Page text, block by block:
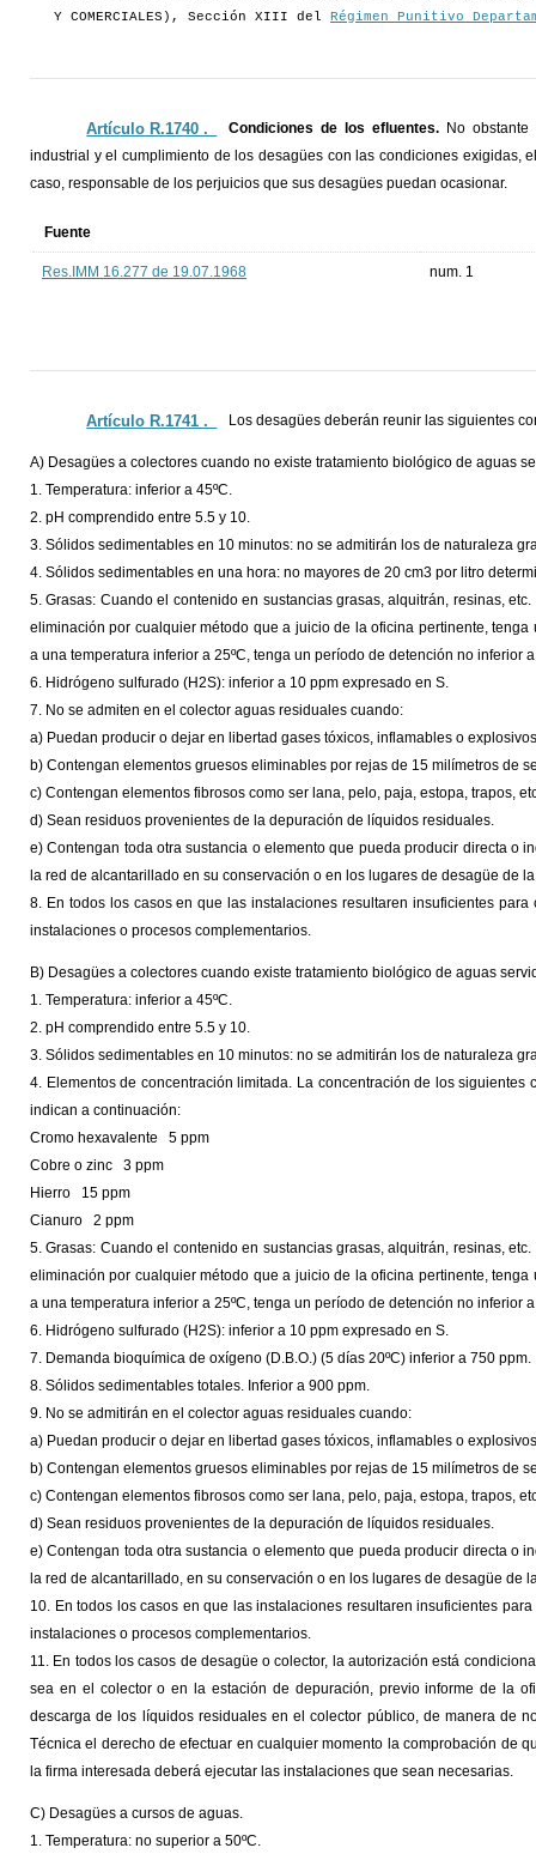
Y COMERCIALES), Sección XIII del
Régimen Punitivo
Artículo R.1740 ._ Condiciones de los efluentes. No
industrial y el cumplimiento de los desagües con las condiciones exigidas,
caso, responsable de los perjuicios que sus desagües puedan ocasionar.
Fuente
Res.IMM 16.277 de 19.07.1968 num. 1
Artículo R.1741 ._ Los desagües deberán reunir las siguientes
A) Desagües a colectores cuando no existe tratamiento biológico de aguas
1. Temperatura: inferior a 45ºC.
2. pH comprendido entre 5.5 y 10.
3. Sólidos sedimentables en 10 minutos: no se admitirán los de naturaleza
4. Sólidos sedimentables en una hora: no mayores de 20 cm3 por litro
5. Grasas: Cuando el contenido en sustancias grasas, alquitrán, resinas,
eliminación por cualquier método que a juicio de la oficina pertinente,
a una temperatura inferior a 25ºC, tenga un período de detención no inferior
6. Hidrógeno sulfurado (H2S): inferior a 10 ppm expresado en S.
7. No se admiten en el colector aguas residuales cuando:
a) Puedan producir o dejar en libertad gases tóxicos, inflamables o
b) Contengan elementos gruesos eliminables por rejas de 15 milímetros de
c) Contengan elementos fibrosos como ser lana, pelo, paja, estopa, trapos,
d) Sean residuos provenientes de la depuración de líquidos residuales.
e) Contengan toda otra sustancia o elemento que pueda producir directa o
la red de alcantarillado en su conservación o en los lugares de desagüe de
8. En todos los casos en que las instalaciones resultaren insuficientes
instalaciones o procesos complementarios.
B) Desagües a colectores cuando existe tratamiento biológico de aguas
1. Temperatura: inferior a 45ºC.
2. pH comprendido entre 5.5 y 10.
3. Sólidos sedimentables en 10 minutos: no se admitirán los de naturaleza
4. Elementos de concentración limitada. La concentración de los
indican a continuación:
Cromo hexavalente 5 ppm
Cobre o zinc 3 ppm
Hierro 15 ppm
Cianuro 2 ppm
5. Grasas: Cuando el contenido en sustancias grasas, alquitrán, resinas,
eliminación por cualquier método que a juicio de la oficina pertinente,
a una temperatura inferior a 25ºC, tenga un período de detención no inferior
6. Hidrógeno sulfurado (H2S): inferior a 10 ppm expresado en S.
7. Demanda bioquímica de oxígeno (D.B.O.) (5 días 20ºC) inferior a 750 ppm.
8. Sólidos sedimentables totales. Inferior a 900 ppm.
9. No se admitirán en el colector aguas residuales cuando:
a) Puedan producir o dejar en libertad gases tóxicos, inflamables o
b) Contengan elementos gruesos eliminables por rejas de 15 milímetros de
c) Contengan elementos fibrosos como ser lana, pelo, paja, estopa, trapos,
d) Sean residuos provenientes de la depuración de líquidos residuales.
e) Contengan toda otra sustancia o elemento que pueda producir directa o
la red de alcantarillado, en su conservación o en los lugares de desagüe de
10. En todos los casos en que las instalaciones resultaren insuficientes
instalaciones o procesos complementarios.
11. En todos los casos de desagüe o colector, la autorización está
sea en el colector o en la estación de depuración, previo informe de la
descarga de los líquidos residuales en el colector público, de manera de
Técnica el derecho de efectuar en cualquier momento la comprobación de
la firma interesada deberá ejecutar las instalaciones que sean necesarias.
C) Desagües a cursos de aguas.
1. Temperatura: no superior a 50ºC.